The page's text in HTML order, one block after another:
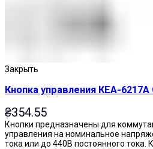
Закрыть
Кнопка управления КЕА-
₴354.55
Кнопки предназначены для
управления на номинальное
тока или до 440В постоянного тока.